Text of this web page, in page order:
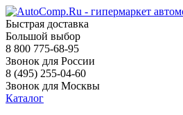
Быстрая доставка
Большой выбор
8 800 775-68-95
Звонок для России
8 (495) 255-04-60
Звонок для Москвы
Каталог